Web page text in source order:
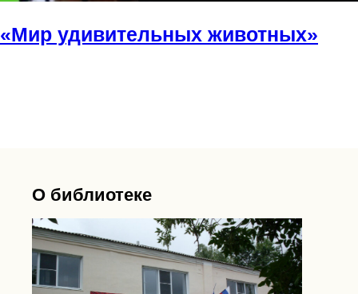
«Мир удивительных животных»
О библиотеке